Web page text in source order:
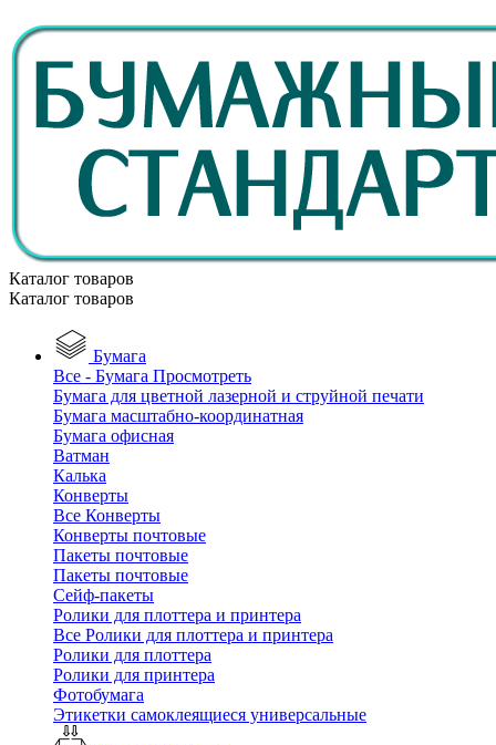
Каталог товаров
Каталог товаров
Бумага
Все - Бумага Просмотреть
Бумага для цветной лазерной и струйной печати
Бумага масштабно-координатная
Бумага офисная
Ватман
Калька
Конверты
Все Конверты
Конверты почтовые
Пакеты почтовые
Пакеты почтовые
Сейф-пакеты
Ролики для плоттера и принтера
Все Ролики для плоттера и принтера
Ролики для плоттера
Ролики для принтера
Фотобумага
Этикетки самоклеящиеся универсальные